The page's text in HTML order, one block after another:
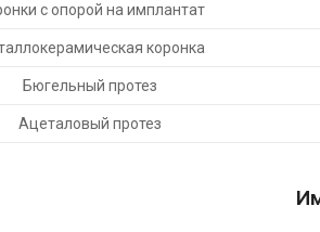
с опорой на имплантат
коронка
Бюгельный протез
Ацеталовый протез